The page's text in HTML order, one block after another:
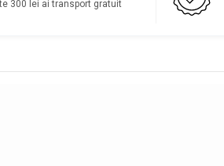
300 lei ai transport gratuit